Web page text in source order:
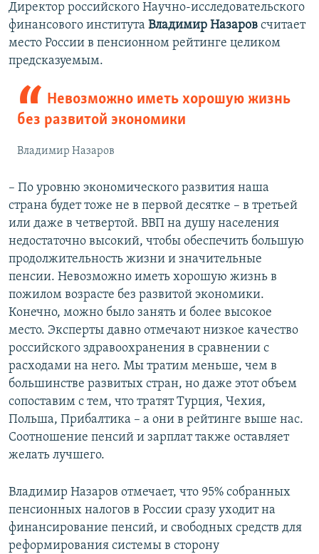
Директор российского Научно-исследовательского
финансового института Владимир Назаров считает
место России в пенсионном рейтинге целиком
предсказуемым.
Невозможно иметь хорошую жизнь
без развитой экономики
Владимир Назаров
– По уровню экономического развития наша
страна будет тоже не в первой десятке – в третьей
или даже в четвертой. ВВП на душу населения
недостаточно высокий, чтобы обеспечить большую
продолжительность жизни и значительные
пенсии. Невозможно иметь хорошую жизнь в
пожилом возрасте без развитой экономики.
Конечно, можно было занять и более высокое
место. Эксперты давно отмечают низкое качество
российского здравоохранения в сравнении с
расходами на него. Мы тратим меньше, чем в
большинстве развитых стран, но даже этот объем
сопоставим с тем, что тратят Турция, Чехия,
Польша, Прибалтика – а они в рейтинге выше нас.
Соотношение пенсий и зарплат также оставляет
желать лучшего.
Владимир Назаров отмечает, что 95% собранных
пенсионных налогов в России сразу уходит на
финансирование пенсий, и свободных средств для
реформирования системы в сторону